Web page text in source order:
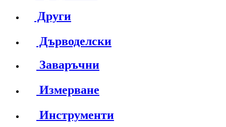
Други
Дърводелски
Заваръчни
Измерване
Инструменти